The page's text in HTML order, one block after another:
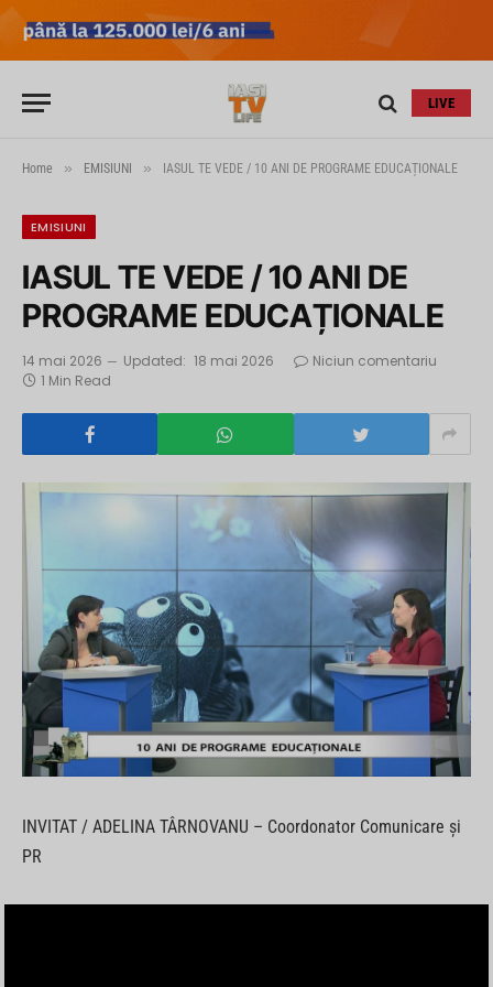
LIVE
Home » EMISIUNI » IASUL TE VEDE / 10 ANI DE PROGRAME EDUCAȚIONALE
EMISIUNI
IASUL TE VEDE / 10 ANI DE
PROGRAME EDUCAȚIONALE
14 mai 2026 Updated: 18 mai 2026
Niciun comentariu
1 Min Read
INVITAT / ADELINA TÂRNOVANU – Coordonator Comunicare și
PR